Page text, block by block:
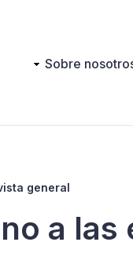
Main Sobre
general
a las